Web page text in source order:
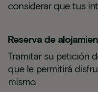
considerar que tus
Reserva de
Tramitar su petición
que le permitirá
mismo.